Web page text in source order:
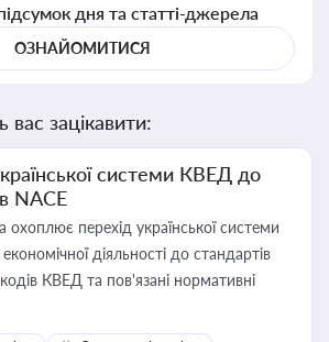
дня та статті-джерела
ОЗНАЙОМИТИСЯ
зацікавити:
системи КВЕД до
NACE
охоплює перехід української системи
економічної діяльності до стандартів
КВЕД та пов'язані нормативні